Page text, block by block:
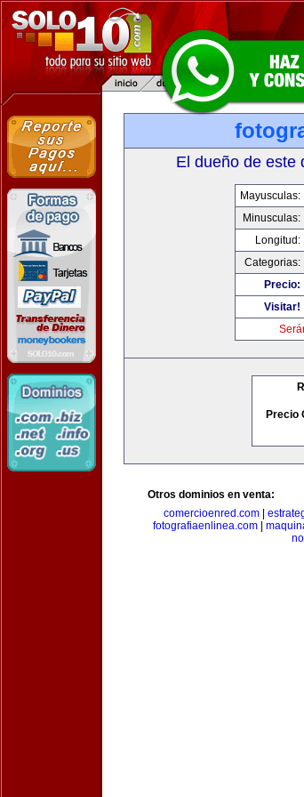
El dueño de este
Mayusculas:
Minusculas:
Longitud:
Categorias:
Precio:
Visitar!
Precio
Otros dominios en venta:
comercioenred.com|
fotografiaenlinea.com